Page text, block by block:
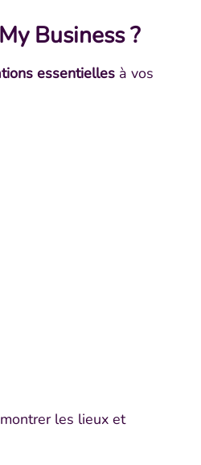
Business ?
essentielles à vos
les lieux et